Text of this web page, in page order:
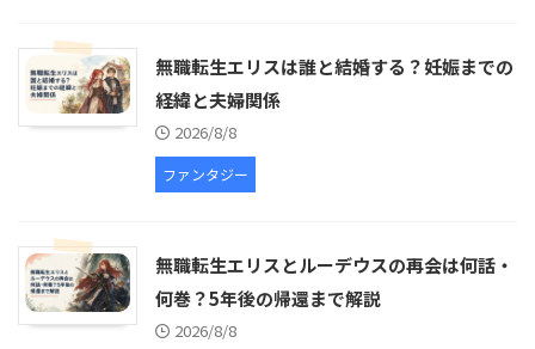
無職転生エリスは誰と結婚する？妊娠までの
経緯と夫婦関係
2026/8/8
ファンタジー
無職転生エリスとルーデウスの再会は何話・
何巻？5年後の帰還まで解説
2026/8/8